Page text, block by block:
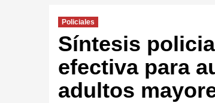
Policiales
Síntesis
efectiva para
adultos